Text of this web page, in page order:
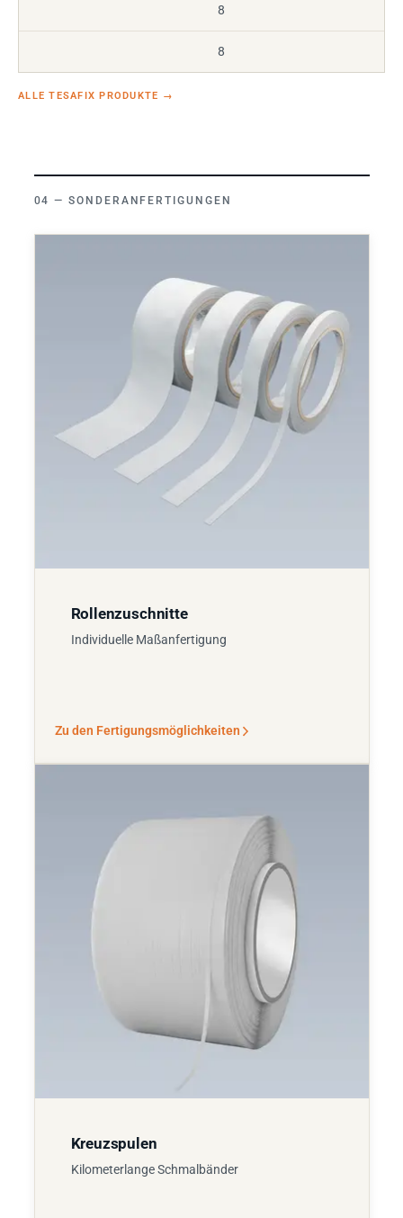
8
8
ALLE TESAFIX PRODUKTE →
SONDERANFERTIGUNGEN
Rollenzuschnitte
Individuelle Maßanfertigung
Zu den Fertigungsmöglichkeiten
Kreuzspulen
Kilometerlange Schmalbänder